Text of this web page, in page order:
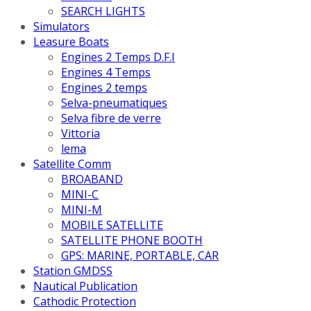
SEARCH LIGHTS
Simulators
Leasure Boats
Engines 2 Temps D.F.I
Engines 4 Temps
Engines 2 temps
Selva-pneumatiques
Selva fibre de verre
Vittoria
lema
Satellite Comm
BROABAND
MINI-C
MINI-M
MOBILE SATELLITE
SATELLITE PHONE BOOTH
GPS: MARINE, PORTABLE, CAR
Station GMDSS
Nautical Publication
Cathodic Protection